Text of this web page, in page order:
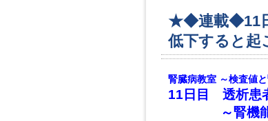
★◆連載◆11日
低下すると起
腎臓病教室 ～検査値
11日目 透析患
～腎機能が